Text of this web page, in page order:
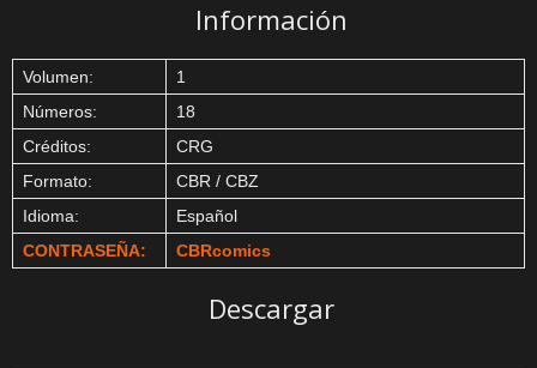
Información
Volumen:
1
Números:
18
Créditos:
CRG
Formato:
CBR / CBZ
Idioma:
Español
CONTRASEÑA:
CBRcomics
Descargar